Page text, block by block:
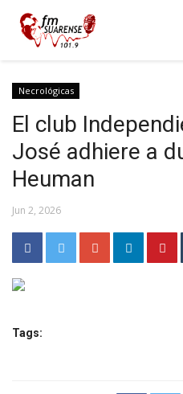
Necrológicas
El club
José adhiere a
Heuman
Jun 2, 2026
Tags: